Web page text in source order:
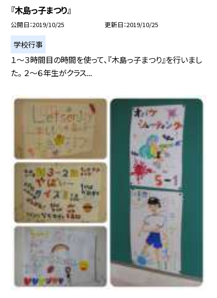
『木島っ子まつり』
公開日 2019/10/25 更新日 2019/10/25
学校行事
１〜３時間目の時間を使って、『木島っ子まつり』を行いまし
た。 ２〜６年生がクラス...